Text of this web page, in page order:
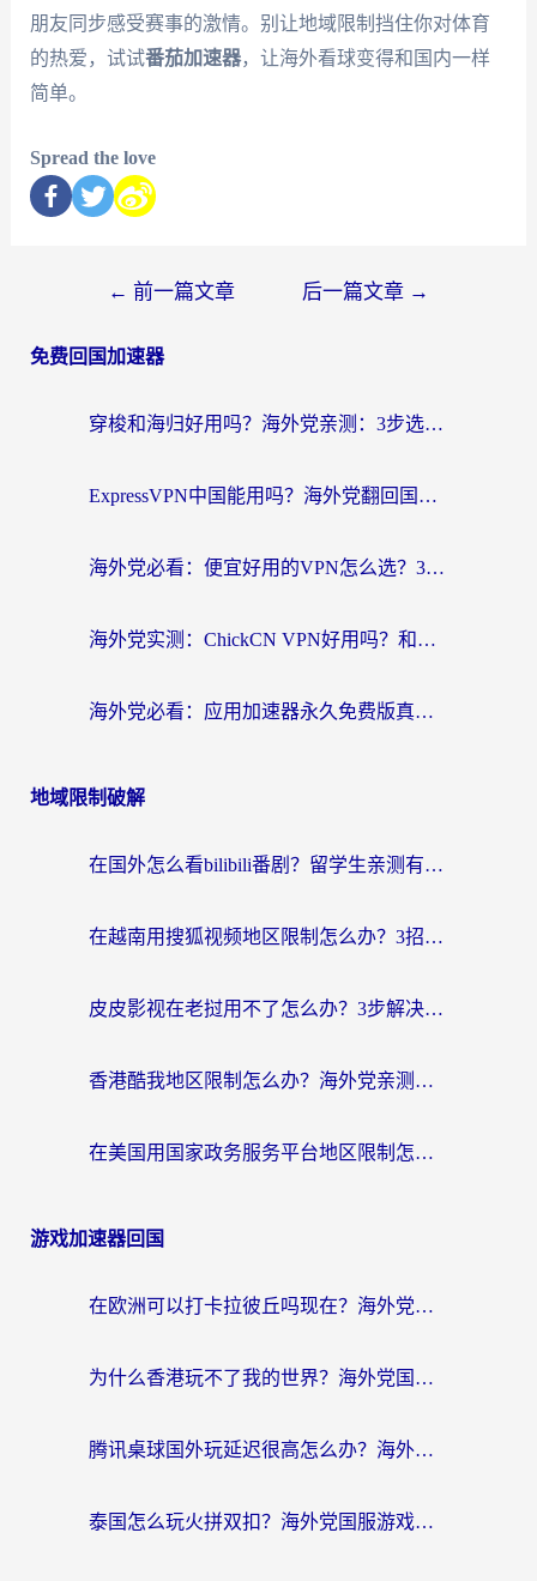
朋友同步感受赛事的激情。别让地域限制挡住你对体育
的热爱，试试番茄加速器，让海外看球变得和国内一样
简单。
Spread the love
← 前一篇文章 后一篇文章 →
免费回国加速器
穿梭和海归好用吗？海外党亲测：3步选对回国加速器，无缝刷国内剧玩手游
ExpressVPN中国能用吗？海外党翻回国内的加速器选择指南（附番茄加速器实测）
海外党必看：便宜好用的VPN怎么选？3步解决回国访问难题+Steam改区技巧
海外党实测：ChickCN VPN好用吗？和OurPlay VPN对比哪个回国效果更好？附避坑指南
海外党必看：应用加速器永久免费版真的靠谱吗？教你选对回国加速器无缝刷国内资源
地域限制破解
在国外怎么看bilibili番剧？留学生亲测有效的地域限制突破指南（附酷我酷狗音乐解决方法）
在越南用搜狐视频地区限制怎么办？3招解决海外看国内剧难题（附西瓜视频CCTV观看技巧）
皮皮影视在老挝用不了怎么办？3步解决海外看国内影视&财经的痛点
香港酷我地区限制怎么办？海外党亲测有效的回国加速方案来了
在美国用国家政务服务平台地区限制怎么办？海外华人必备的突破攻略（附追剧看片技巧）
游戏加速器回国
在欧洲可以打卡拉彼丘吗现在？海外党国服游戏加速器终极避坑指南
为什么香港玩不了我的世界？海外党国服游戏加速终极解决方案
腾讯桌球国外玩延迟很高怎么办？海外党亲测有效的国服游戏加速指南
泰国怎么玩火拼双扣？海外党国服游戏加速终极指南（附暗区突围植物大战僵尸实测）